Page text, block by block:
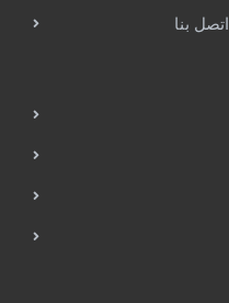
اتصل بنا